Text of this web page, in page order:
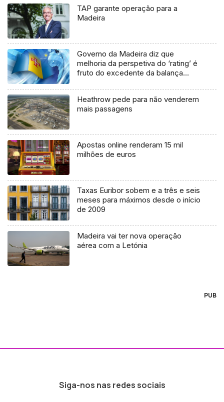
TAP garante operação para a
Madeira
Governo da Madeira diz que
melhoria da perspetiva do ‘rating’ é
fruto do excedente da balança
Heathrow pede para não venderem
mais passagens
Apostas online renderam 15 mil
milhões de euros
Taxas Euribor sobem e a três e seis
meses para máximos desde o início
de 2009
Madeira vai ter nova operação
aérea com a Letónia
PUB
Siga-nos nas redes sociais